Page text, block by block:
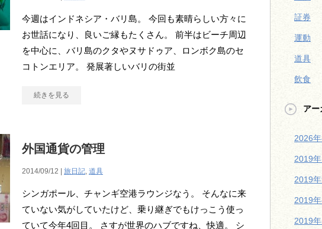
今週はインドネシア・バリ島。 今回も素晴らしい方々に
お世話になり、良いご縁もたくさん。 前半はビーチ周辺
を中心に、バリ島のクタやヌサドゥア、ロンボク島のセ
コトンエリア。 発展著しいバリの街並
続きを見る
外国通貨の管理
2014/09/12 | 旅日記, 道具
シンガポール、チャンギ空港ラウンジなう。 そんなに来
ていない気がしていたけど、乗り継ぎでもけっこう使っ
ていて今年4回目。 さすが世界のハブですね、快適。 シ
証券
運動
道具
飲食
アー
2026
2019
2019
2019
2019